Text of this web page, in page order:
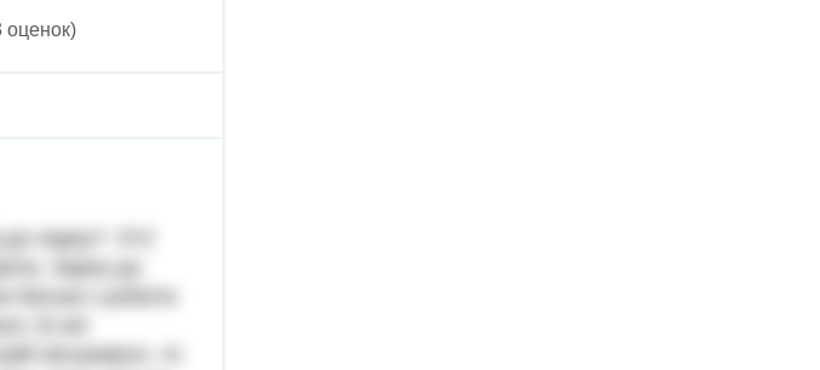
оценок)
парку?- Я б
з роботи
В неї